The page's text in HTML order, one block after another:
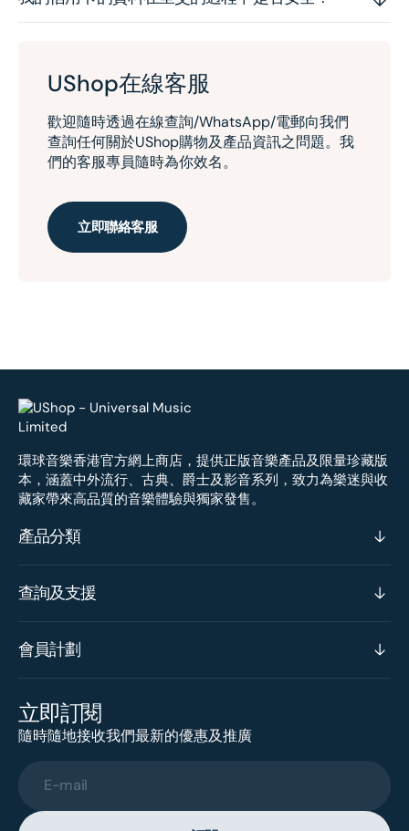
UShop在線客服
歡迎隨時透過在線查詢/WhatsApp/電郵向我們
查詢任何關於UShop購物及產品資訊之問題。我
們的客服專員隨時為你效名。
立即聯絡客服
環球音樂香港官方網上商店，提供正版音樂產品及限量珍藏版
本，涵蓋中外流行、古典、爵士及影音系列，致力為樂迷與收
藏家帶來高品質的音樂體驗與獨家發售。
產品分類
查詢及支援
會員計劃
立即訂閱
隨時隨地接收我們最新的優惠及推廣
E-mail